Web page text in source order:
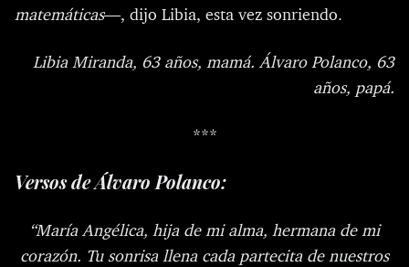
matemáticas—, dijo Libia, esta vez sonriendo.
Libia Miranda, 63 años, mamá. Álvaro Polanco, 63
años, papá.
***
Versos de Álvaro Polanco:
“María Angélica, hija de mi alma, hermana de mi
corazón. Tu sonrisa llena cada partecita de nuestros